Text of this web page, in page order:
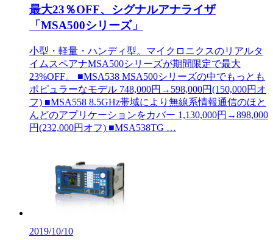
最大23％OFF、シグナルアナライザ
「MSA500シリーズ」
小型・軽量・ハンディ型。マイクロニクスのリアルタ
イムスペアナMSA500シリーズが期間限定で最大
23%OFF。 ■MSA538 MSA500シリーズの中でもっとも
ポピュラーなモデル 748,000円→598,000円(150,000円オ
フ) ■MSA558 8.5GHz帯域により無線系情報通信のほと
んどのアプリケーションをカバー 1,130,000円→898,000
円(232,000円オフ) ■MSA538TG …
2019/10/10